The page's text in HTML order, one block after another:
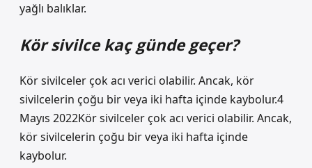
yağlı balıklar.
Kör sivilce kaç günde geçer?
Kör sivilceler çok acı verici olabilir. Ancak, kör
sivilcelerin çoğu bir veya iki hafta içinde kaybolur.4
Mayıs 2022Kör sivilceler çok acı verici olabilir. Ancak,
kör sivilcelerin çoğu bir veya iki hafta içinde
kaybolur.